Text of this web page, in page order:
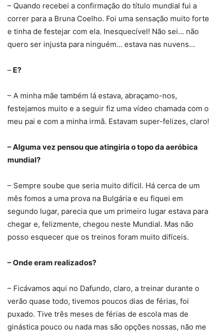
– Quando recebei a confirmação do título mundial fui a
correr para a Bruna Coelho. Foi uma sensação muito forte
e tinha de festejar com ela. Inesquecível! Não sei… não
quero ser injusta para ninguém… estava nas nuvens…
– E?
– A minha mãe também lá estava, abraçamo-nos,
festejamos muito e a seguir fiz uma vídeo chamada com o
meu pai e com a minha irmã. Estavam super-felizes, claro!
– Alguma vez pensou que atingiria o topo da aeróbica
mundial?
– Sempre soube que seria muito difícil. Há cerca de um
mês fomos a uma prova na Bulgária e eu fiquei em
segundo lugar, parecia que um primeiro lugar estava para
chegar e, felizmente, chegou neste Mundial. Mas não
posso esquecer que os treinos foram muito difíceis.
– Onde eram realizados?
– Ficávamos aqui no Dafundo, claro, a treinar durante o
verão quase todo, tivemos poucos dias de férias, foi
puxado. Tive três meses de férias de escola mas de
ginástica pouco ou nada mas são opções nossas, não me